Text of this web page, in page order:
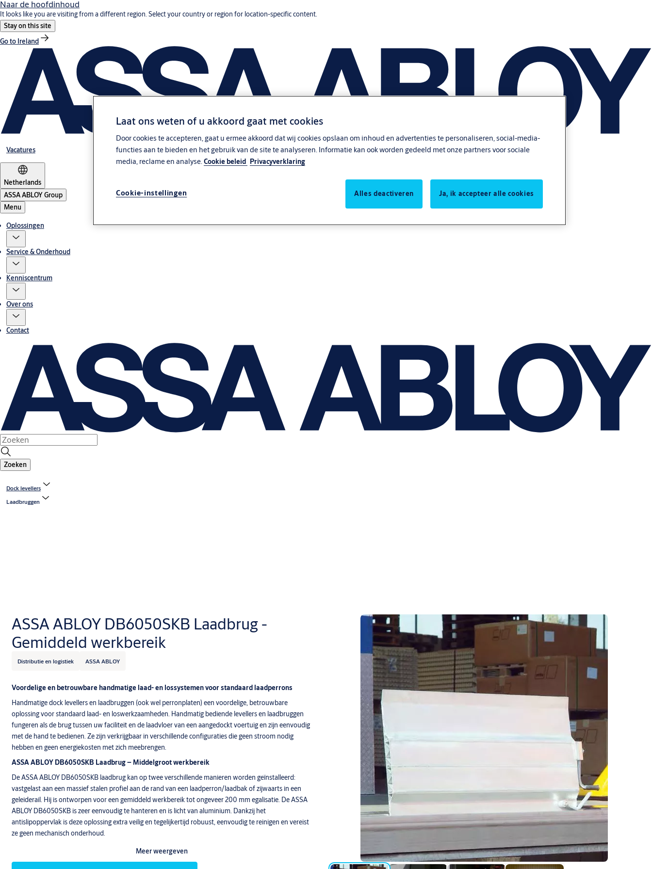
Naar de hoofdinhoud
It looks like you are visiting from a different region. Select your country or region for location-specific content.
Stay on this site
Go to Ireland
Vacatures
Netherlands
ASSA ABLOY Group
Menu
Oplossingen
Service & Onderhoud
Kenniscentrum
Over ons
Contact
Zoeken
Dock levellers
Laadbruggen
ASSA ABLOY DB6050SKB Laadbrug -
Gemiddeld werkbereik
Distributie en logistiek ASSA ABLOY
Voordelige en betrouwbare handmatige laad- en lossystemen voor standaard laadperrons
Handmatige dock levellers en laadbruggen (ook wel perronplaten) een voordelige, betrouwbare
oplossing voor standaard laad- en loswerkzaamheden. Handmatig bediende levellers en laadbruggen
fungeren als de brug tussen uw faciliteit en de laadvloer van een aangedockt voertuig en zijn eenvoudig
met de hand te bedienen. Ze zijn verkrijgbaar in verschillende configuraties die geen stroom nodig
hebben en geen energiekosten met zich meebrengen.
ASSA ABLOY DB6050SKB Laadbrug– Middelgroot werkbereik
De ASSA ABLOY DB6050SKB laadbrug kan op twee verschillende manieren worden geïnstalleerd:
vastgelast aan een massief stalen profiel aan de rand van een laadperron/laadbak of zijwaarts in een
geleiderail. Hij is ontworpen voor een gemiddeld werkbereik tot ongeveer 200 mm egalisatie. De ASSA
ABLOY DB6050SKB is zeer eenvoudig te hanteren en is licht van aluminium. Dankzij het
antislipoppervlak is deze oplossing extra veilig en tegelijkertijd robuust, eenvoudig te reinigen en vereist
ze geen mechanisch onderhoud.
Meer weergeven
Laat ons weten of u akkoord gaat met cookies
Door cookies te accepteren, gaat u ermee akkoord dat wij cookies opslaan om inhoud en advertenties te personaliseren, social-media-
functies aan te bieden en het gebruik van de site te analyseren. Informatie kan ook worden gedeeld met onze partners voor sociale
media, reclame en analyse.Cookie beleid Privacyverklaring
Cookie-instellingen Alles deactiveren Ja, ik accepteer alle cookies